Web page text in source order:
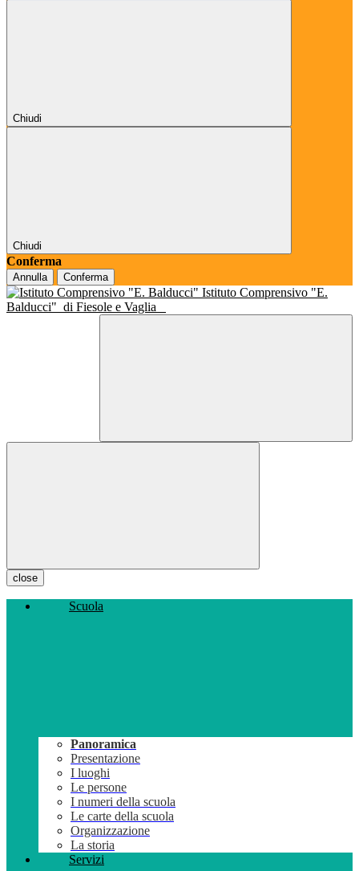
Chiudi
Chiudi
Conferma
Annulla Conferma
Istituto Comprensivo "E.
Balducci" di Fiesole e Vaglia
close
Scuola
Panoramica
Presentazione
I luoghi
Le persone
I numeri della scuola
Le carte della scuola
Organizzazione
La storia
Servizi